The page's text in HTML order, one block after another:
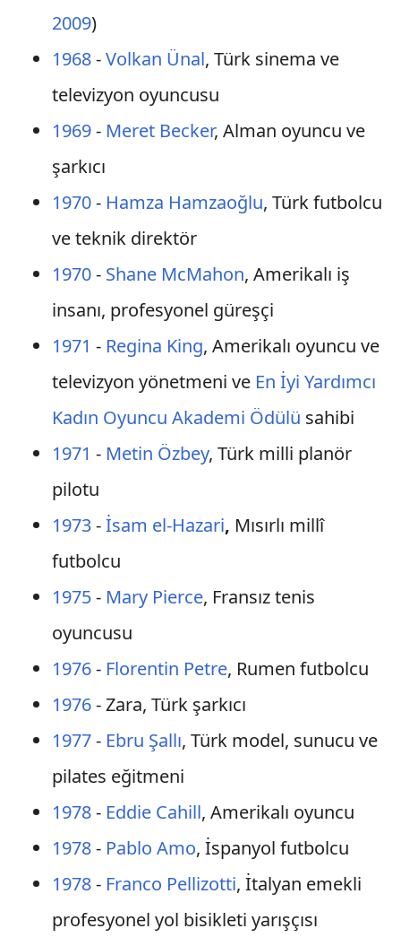
2009)
1968-Volkan Ünal, Türk sinema ve
televizyon oyuncusu
1969- Meret Becker, Alman oyuncu ve
şarkıcı
1970- Hamza Hamzaoğlu, Türk futbolcu
ve teknik direktör
1970- Shane McMahon, Amerikalı iş
insanı, profesyonel güreşçi
1971 - Regina King, Amerikalı oyuncu ve
televizyon yönetmeni ve En İyi Yardımcı
Kadın Oyuncu Akademi Ödülü sahibi
1971 - Metin Özbey, Türk milli planör
pilotu
1973-İsam el-Hazari, Mısırlı millî
futbolcu
1975- Mary Pierce, Fransız tenis
oyuncusu
1976- Florentin Petre, Rumen futbolcu
1976- Zara, Türk şarkıcı
1977- Ebru Şallı, Türk model, sunucu ve
pilates eğitmeni
1978- Eddie Cahill, Amerikalı oyuncu
1978- Pablo Amo, İspanyol futbolcu
1978- Franco Pellizotti, İtalyan emekli
profesyonel yol bisikleti yarışçısı